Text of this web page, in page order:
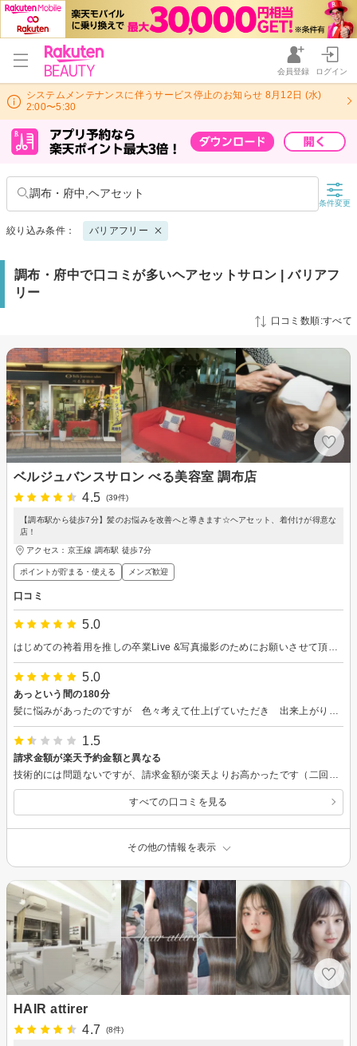
会員登録 ログイン
システムメンテナンスに伴うサービス停止のお知らせ 8月12日 (水)
2:00〜5:30
調布・府中,ヘアセット
条件変更
絞り込み条件： バリアフリー
調布・府中で口コミが多いヘアセットサロン | バリアフ
リー
口コミ数順:すべて
ベルジュバンスサロン べる美容室 調布店
4.5
(39件)
【調布駅から徒歩7分】髪のお悩みを改善へと導きます☆ヘアセット、着付けが得意な
店！
アクセス：京王線 調布駅 徒歩7分
ポイントが貯まる・使える メンズ歓迎
口コミ
5.0
5.0
あっという間の180分
1.5
請求金額が楽天予約金額と異なる
すべての口コミを見る
その他の情報を表示
HAIR attirer
4.7
(8件)